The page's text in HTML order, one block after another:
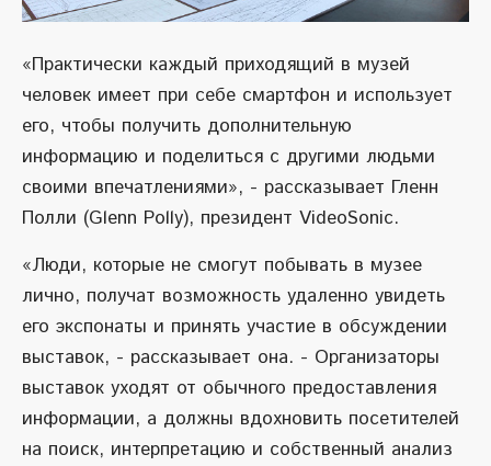
«Практически каждый приходящий в музей
человек имеет при себе смартфон и использует
его, чтобы получить дополнительную
информацию и поделиться с другими людьми
своими впечатлениями», - рассказывает Гленн
Полли (Glenn Polly), президент VideoSonic.
«Люди, которые не смогут побывать в музее
лично, получат возможность удаленно увидеть
его экспонаты и принять участие в обсуждении
выставок, - рассказывает она. - Организаторы
выставок уходят от обычного предоставления
информации, а должны вдохновить посетителей
на поиск, интерпретацию и собственный анализ